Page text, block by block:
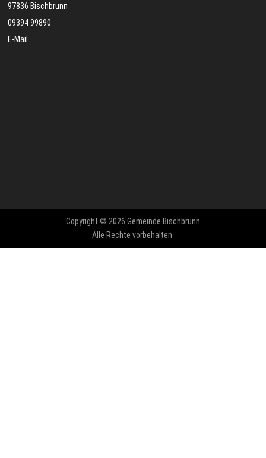
97836 Bischbrunn
09394 99890
E-Mail
Copyright © 2026 Gemeinde Bischbrunn
Alle Rechte vorbehalten.